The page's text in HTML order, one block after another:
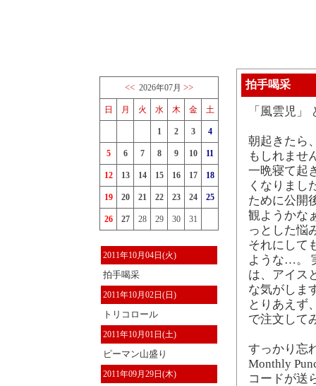
<< 2026年07月 >>
日 月 火 水 木 金 土
1 2 3 4
5 6 7 8 9 10 11
12 13 14 15 16 17 18
19 20 21 22 23 24 25
26 27 28 29 30 31
2011年10月04日(火)
拍手喝采
2011年10月02日(日)
トリコロール
2011年10月01日(土)
ピーマン山盛り
2011年09月29日(木)
拍手喝采
「風雲児
朝起きたら
もしれませ
一晩寝て起
くなりまし
ために公開
観ようかな
っとした悩
それにして
ような…。
は、アイス
な気がしま
とりあえず
で注文して
すっかり忘
Monthly
コードが送